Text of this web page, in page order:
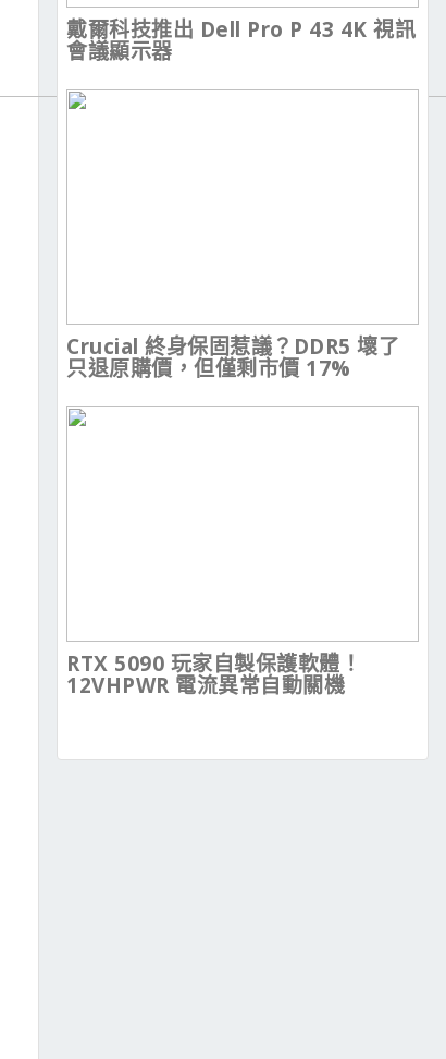
戴爾科技推出 Dell Pro P 43 4K 視訊
會議顯示器
Crucial 終身保固惹議？DDR5 壞了
只退原購價，但僅剩市價 17%
RTX 5090 玩家自製保護軟體！
12VHPWR 電流異常自動關機